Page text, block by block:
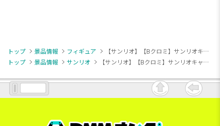
トップ 景品情報 フィギュア
【サンリオ】【Bクロミ】サンリオキャラクターズ Fluffy Puffy～マイメロディ＆クロミ～
トップ
景品情報 サンリオ 【サンリオ】【Bクロミ】サンリオキャラクターズ Fluffy Puffy～マイメロディ＆クロミ～